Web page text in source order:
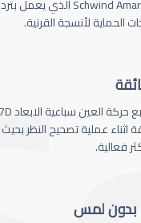
الحماية لأنسجة القرنية.
اثناء عملية تصحيح النظر
فعالية.
بدون لمس